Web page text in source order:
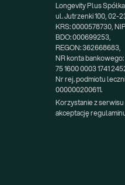
Longevity Plus
ul. Jutrzenki 100, 02-
KRS: 0000578730,
BDO: 000699253,
REGON: 362668683,
NR konta bankowego:
75 1600 0003 1741
Nr rej. podmiotu
000000200611.
Korzystanie z serwisu
akceptację